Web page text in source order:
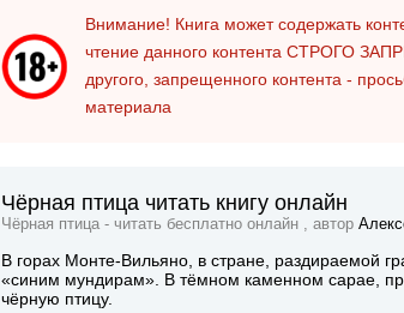
Внимание! Книга может содержать
чтение данного контента СТРОГО
другого, запрещенного контента -
материала
Чёрная птица читать книгу онлайн
Чёрная птица - читать бесплатно онлайн , автор
В горах Монте-Вильяно, в стране, раздираемой
«синим мундирам». В тёмном каменном сарае,
чёрную птицу.